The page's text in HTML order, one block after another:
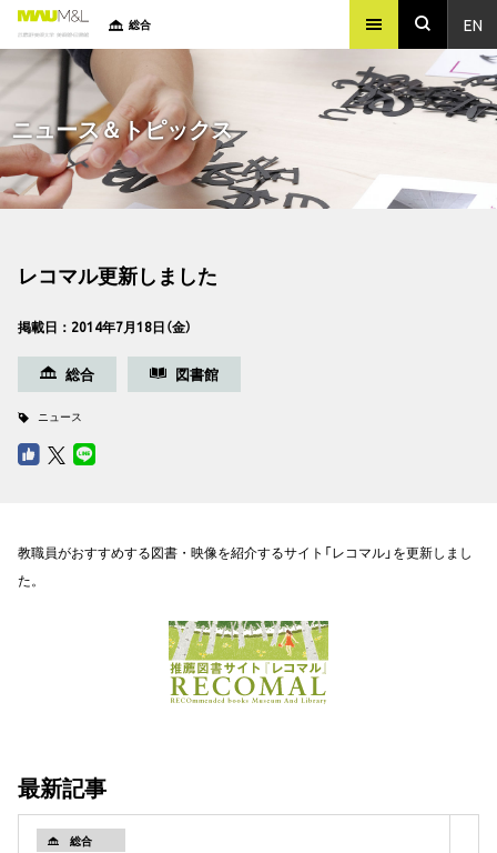
EN
総合
ニュース＆トピックス
レコマル更新しました
掲載日：2014年7月18日（金）
総合 図書館
ニュース
教職員がおすすめする図書・映像を紹介するサイト「レコマル」を更新しまし
た。
最新記事
総合